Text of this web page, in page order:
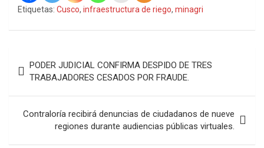
Etiquetas: Cusco, infraestructura de riego, minagri
de
entradas
PODER JUDICIAL CONFIRMA DESPIDO DE TRES
TRABAJADORES CESADOS POR FRAUDE.
Contraloría recibirá denuncias de ciudadanos de nueve
regiones durante audiencias públicas virtuales.